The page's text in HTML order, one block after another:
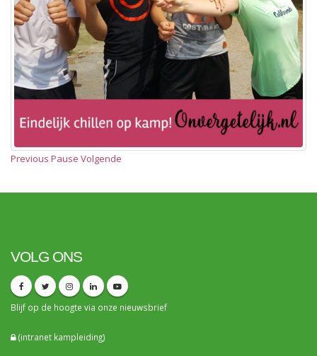
Previous Pause Volgende
VOLG ONS
Blijf op de hoogte via onze nieuwsbrief
(intranet kampleiding)